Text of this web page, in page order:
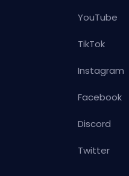
YouTube
TikTok
Instagram
Facebook
Discord
Twitter